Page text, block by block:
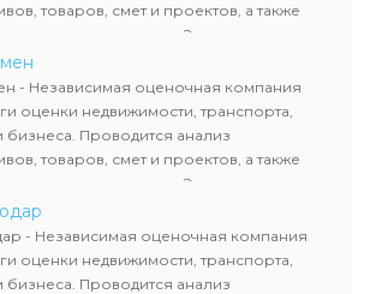
товаров, смет и проектов, а также
и недропользования. Эксперты
стоимость имущества и
Все отчеты соответствуют
и используются для
и судебных процессов.
- Независимая оценочная компания
оценки недвижимости, транспорта,
Проводится анализ
товаров, смет и проектов, а также
и недропользования. Эксперты
стоимость имущества и
Все отчеты соответствуют
и используются для
и судебных процессов.
- Независимая оценочная компания
оценки недвижимости, транспорта,
Проводится анализ